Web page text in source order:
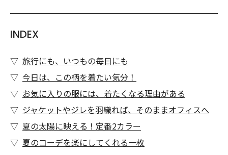
INDEX
旅行にも、いつもの毎日にも
今日は、この柄を着たい気分！
お気に入りの服には、着たくなる理由がある
ジャケットやジレを羽織れば、そのままオフィスへ
夏の太陽に映える！定番2カラー
夏のコーデを楽にしてくれる一枚